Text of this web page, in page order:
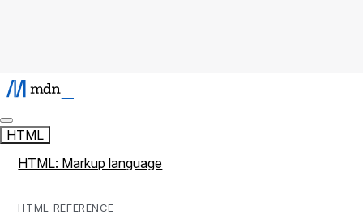
HTML
HTML: Markup language
HTML REFERENCE